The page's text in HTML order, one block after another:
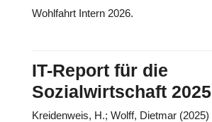
Wohlfahrt Intern 2026.
IT-Report für die
Sozialwirtschaft 2025
Kreidenweis, H.; Wolff, Dietmar (2025)